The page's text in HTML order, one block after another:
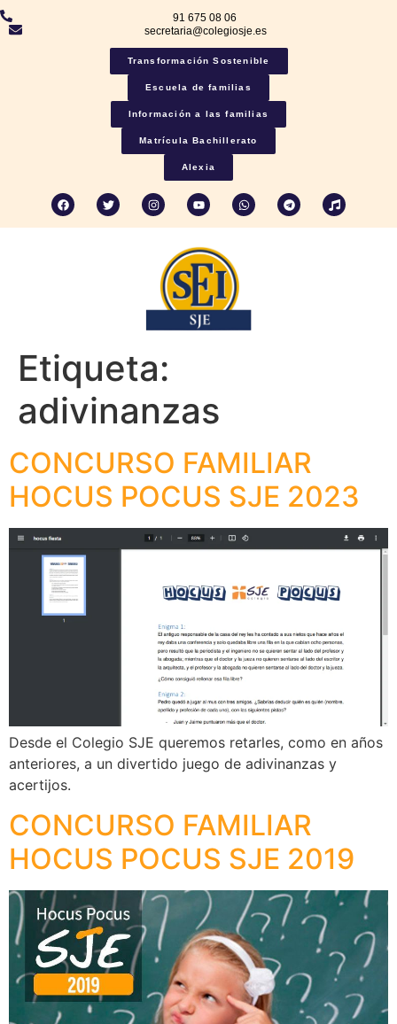
91 675 08 06
secretaria@colegiosje.es
Transformación Sostenible
Escuela de familias
Información a las familias
Matrícula Bachillerato
Alexia
Etiqueta:
adivinanzas
CONCURSO FAMILIAR
HOCUS POCUS SJE 2023
Desde el Colegio SJE queremos retarles, como en años
anteriores, a un divertido juego de adivinanzas y
acertijos.
CONCURSO FAMILIAR
HOCUS POCUS SJE 2019